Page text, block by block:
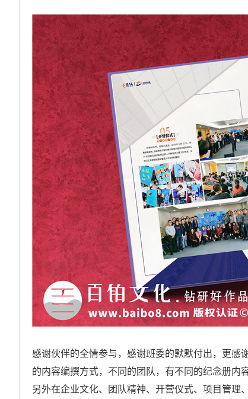
感谢伙伴的全情参与，感谢班委的默默付出，更感
的内容编撰方式，不同的团队，有不同的纪念册内
另外在企业文化、团队精神、开营仪式、项目管